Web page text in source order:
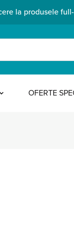
la produsele
OFERTE